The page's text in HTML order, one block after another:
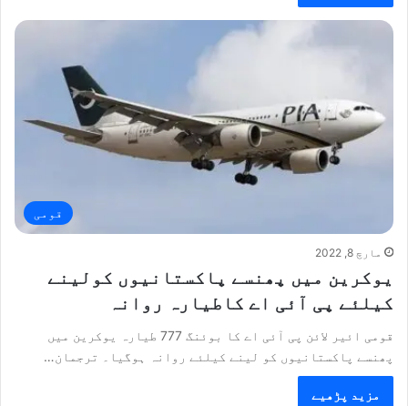
قومی
مارچ 8, 2022
یوکرین میں پھنسے پاکستانیوں کولینے
کیلئے پی آئی اے کاطیارہ روانہ
قومی ائیر لائن پی آئی اے کا بوئنگ 777 طیارہ یوکرین میں
پھنسے پاکستانیوں کو لینے کیلئے روانہ ہوگیا۔ ترجمان…
مزید پڑھیے